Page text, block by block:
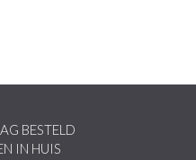
BESTELD
IN HUIS